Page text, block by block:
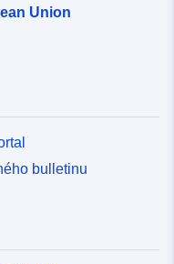
Union
bulletinu